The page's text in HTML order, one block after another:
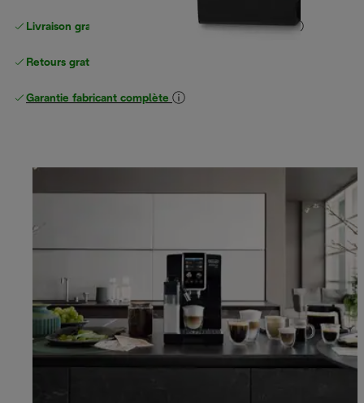
Livraison gratuite standard standard à partir de 49 €
Retours gratuits
Garantie fabricant complète